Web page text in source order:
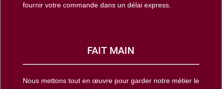
fournir votre commande dans un délai express.
FAIT MAIN
Nous mettons tout en œuvre pour garder notre métier le